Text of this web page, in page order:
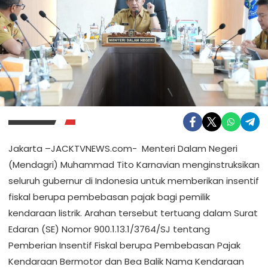
Jakarta –JACKTVNEWS.com- Menteri Dalam Negeri
(Mendagri) Muhammad Tito Karnavian menginstruksikan
seluruh gubernur di Indonesia untuk memberikan insentif
fiskal berupa pembebasan pajak bagi pemilik
kendaraan listrik. Arahan tersebut tertuang dalam Surat
Edaran (SE) Nomor 900.1.13.1/3764/SJ tentang
Pemberian Insentif Fiskal berupa Pembebasan Pajak
Kendaraan Bermotor dan Bea Balik Nama Kendaraan